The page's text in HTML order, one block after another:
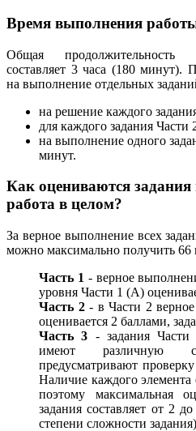
Время выполнения
Общая продолжительность
составляет 3 часа (180 минут).
на выполнение отдельных
на решение каждого
для каждого задания
на выполнение одного
минут.
Как оцениваются
работа в целом?
За верное выполнение всех
можно максимально получить 66
Часть 1 - верное
уровня Части 1 (А)
Часть 2- в Части 2
оценивается 2 баллами,
Часть 3 - задания
имеют различную
предусматривают
Наличие каждого элемента
поэтому максимальная
задания составляет от 2
степени сложности